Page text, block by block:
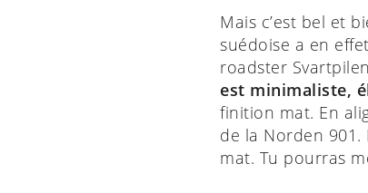
Mais c’est bel et
suédoise a en
roadster
est minimaliste,
finition mat. En
de la Norden 901.
mat. Tu pourras